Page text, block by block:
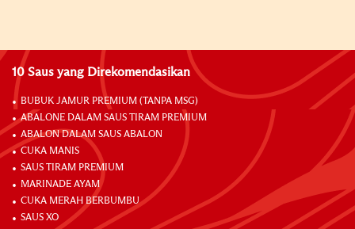
10 Saus yang Direkomendasikan
BUBUK JAMUR PREMIUM (TANPA MSG)
ABALONE DALAM SAUS TIRAM PREMIUM
ABALON DALAM SAUS ABALON
CUKA MANIS
SAUS TIRAM PREMIUM
MARINADE AYAM
CUKA MERAH BERBUMBU
SAUS XO